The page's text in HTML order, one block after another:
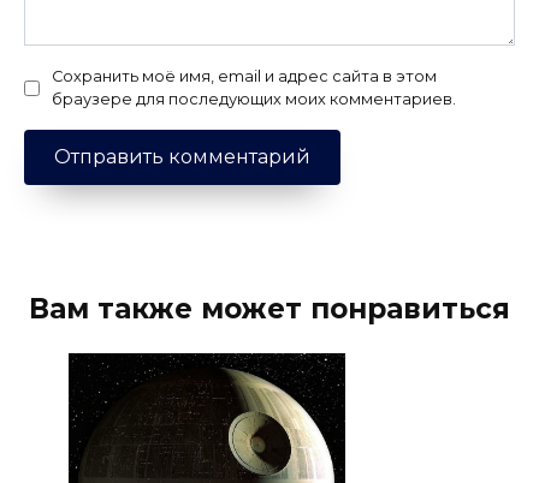
Сохранить моё имя, email и адрес сайта в этом
браузере для последующих моих комментариев.
Вам также может понравиться